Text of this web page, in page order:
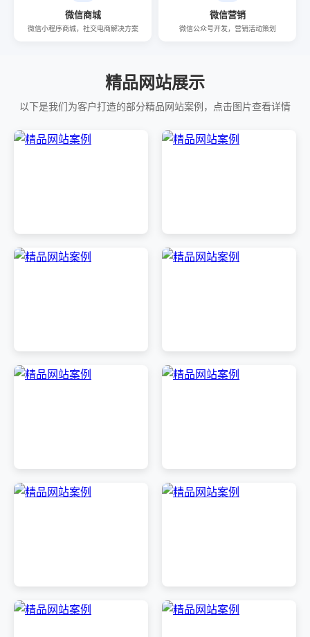
微信商城
微信小程序商城，社交电商解决方案
微信营销
微信公众号开发，营销活动策划
精品网站展示
以下是我们为客户打造的部分精品网站案例，点击图片查看详情